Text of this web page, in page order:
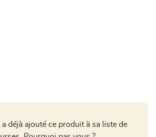
déjà ajouté ce produit à sa liste de